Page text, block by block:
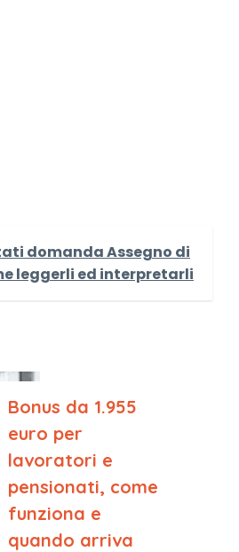
domanda Assegno di
leggerli ed interpretarli
Bonus da 1.955
euro per
lavoratori e
pensionati, come
funziona e
quando arriva